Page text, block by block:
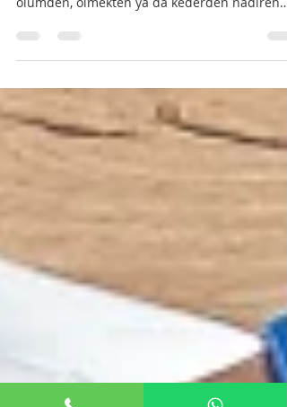
Zor Konularda Konuşmak
Çocuklarla Ölüm ve Keder Hakkında
Toplum olarak, özellikle çocuklarımızla
bahsederiz....